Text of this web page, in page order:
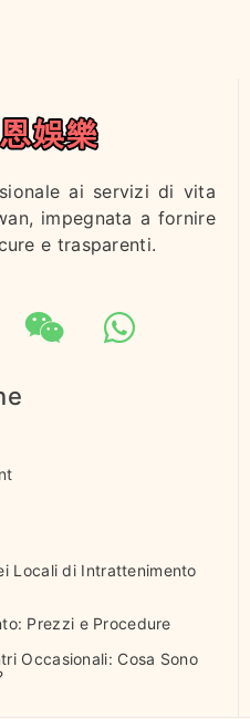
ai servizi di vita
impegnata a fornire
e trasparenti.
Locali di Intrattenimento
Prezzi e Procedure
Occasionali: Cosa Sono